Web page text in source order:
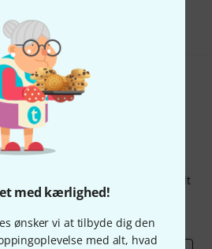
med kærlighed!
ønsker vi at tilbyde dig den
med alt, hvad
Newsletter
på engelsk og med lidt
50 gavekorthver værdi
Tilbud Thomann-indsigter